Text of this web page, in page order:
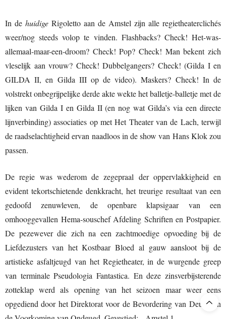
In de huidige Rigoletto aan de Amstel zijn alle regietheaterclichés
weer/nog steeds volop te vinden. Flashbacks? Check! Het-was-
allemaal-maar-een-droom? Check! Pop? Check! Man bekent zich
vleselijk aan vrouw? Check! Dubbelgangers? Check! (Gilda I en
GILDA II, en Gilda III op de video). Maskers? Check! In de
volstrekt onbegrijpelijke derde akte wekte het balletje-balletje met de
lijken van Gilda I en Gilda II (en nog wat Gilda’s via een directe
lijnverbinding) associaties op met Het Theater van de Lach, terwijl
de raadselachtigheid ervan naadloos in de show van Hans Klok zou
passen.
De regie was wederom de zegepraal der oppervlakkigheid en
evident tekortschietende denkkracht, het treurige resultaat van een
gedoofd zenuwleven, de openbare klapsigaar van een
omhooggevallen Hema-souschef Afdeling Schriften en Postpapier.
De pezewever die zich na een zachtmoedige opvoeding bij de
Liefdezusters van het Kostbaar Bloed al gauw aansloot bij de
artistieke asfaltjeugd van het Regietheater, in de wurgende greep
van terminale Pseudologia Fantastica. En deze zinsverbijsterende
zotteklap werd als opening van het seizoen maar weer eens
opgediend door het Direktorat voor de Bevordering van Deugd en